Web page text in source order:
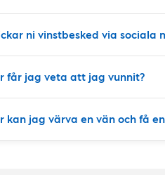
ni vinstbesked via sociala
får jag veta att jag vunnit?
kan jag värva en vän och få